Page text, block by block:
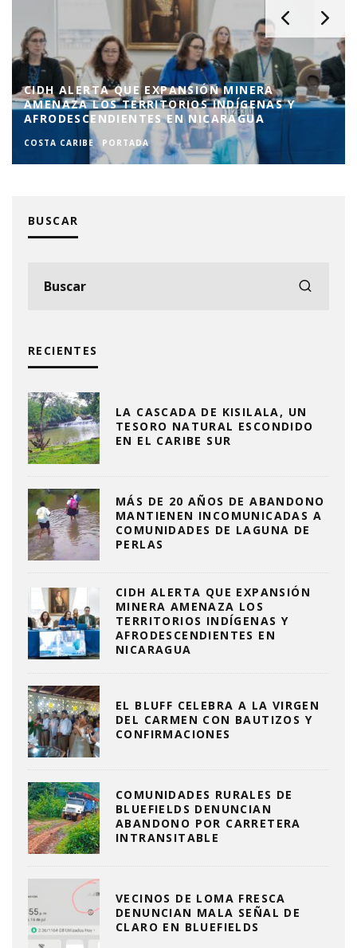
CIDH ALERTA QUE EXPANSIÓN MINERA
AMENAZA LOS TERRITORIOS INDÍGENAS Y
AFRODESCENDIENTES EN NICARAGUA
COSTA CARIBE PORTADA
BUSCAR
RECIENTES
LA CASCADA DE KISILALA, UN
TESORO NATURAL ESCONDIDO
EN EL CARIBE SUR
MÁS DE 20 AÑOS DE ABANDONO
MANTIENEN INCOMUNICADAS A
COMUNIDADES DE LAGUNA DE
PERLAS
CIDH ALERTA QUE EXPANSIÓN
MINERA AMENAZA LOS
TERRITORIOS INDÍGENAS Y
AFRODESCENDIENTES EN
NICARAGUA
EL BLUFF CELEBRA A LA VIRGEN
DEL CARMEN CON BAUTIZOS Y
CONFIRMACIONES
COMUNIDADES RURALES DE
BLUEFIELDS DENUNCIAN
ABANDONO POR CARRETERA
INTRANSITABLE
VECINOS DE LOMA FRESCA
DENUNCIAN MALA SEÑAL DE
CLARO EN BLUEFIELDS